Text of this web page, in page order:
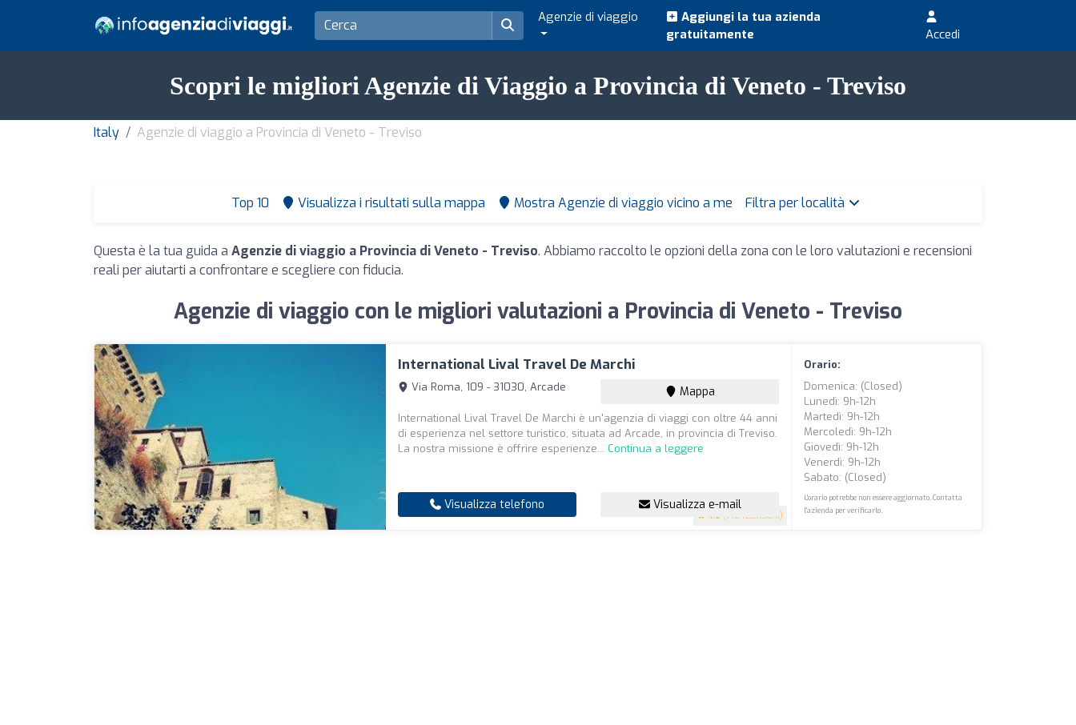
Agenzie di viaggio
Aggiungi la tua azienda
gratuitamente
Accedi
Scopri le migliori Agenzie di Viaggio a Provincia di Veneto - Treviso
Italy Agenzie di viaggio a Provincia di Veneto - Treviso
Top 10 Visualizza i risultati sulla mappa Mostra Agenzie di viaggio vicino a me Filtra per località
Questa è la tua guida a Agenzie di viaggio a Provincia di Veneto - Treviso. Abbiamo raccolto le opzioni della zona con le loro valutazioni e recensioni
reali per aiutarti a confrontare e scegliere con fiducia.
Agenzie di viaggio con le migliori valutazioni a Provincia di Veneto - Treviso
International Lival Travel De Marchi
4.6 (140 recensioni)
Via Roma, 109 - 31030, Arcade Mappa
International Lival Travel De Marchi è un'agenzia di viaggi con oltre 44 anni
di esperienza nel settore turistico, situata ad Arcade, in provincia di Treviso.
La nostra missione è offrire esperienze... Continua a leggere
Visualizza telefono Visualizza e-mail
Orario:
Domenica: (closed)
Lunedì: 9h-12h
Martedì: 9h-12h
Mercoledì: 9h-12h
Giovedì: 9h-12h
Venerdì: 9h-12h
Sabato: (closed)
L'orario potrebbe non essere aggiornato. Contatta
l'azienda per verificarlo.